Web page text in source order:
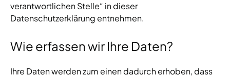
verantwortlichen Stelle“ in dieser
Datenschutzerklärung entnehmen.
Wie erfassen wir Ihre Daten?
Ihre Daten werden zum einen dadurch erhoben, dass